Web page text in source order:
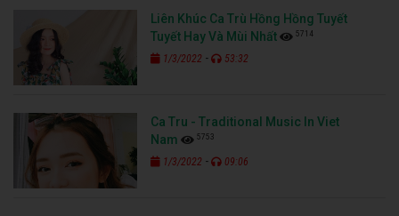
Liên Khúc Ca Trù Hồng Hồng Tuyết
Tuyết Hay Và Mùi Nhất
5714
1/3/2022 - 53:32
Ca Tru - Traditional Music In Viet
Nam
5753
1/3/2022 - 09:06